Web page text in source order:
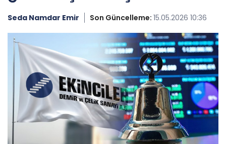
Seda Namdar Emir Son Güncelleme: 15.05.2026 10:36